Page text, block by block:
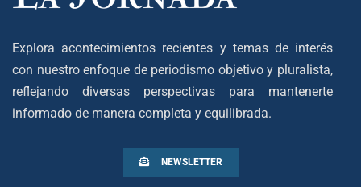
Explora acontecimientos recientes y temas de interés
con nuestro enfoque de periodismo objetivo y pluralista,
reflejando diversas perspectivas para mantenerte
informado de manera completa y equilibrada.
NEWSLETTER